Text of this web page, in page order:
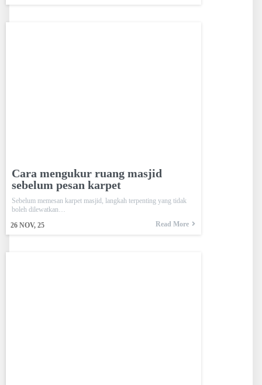
Cara mengukur ruang masjid
sebelum pesan karpet
26 NOV, 25
Sebelum memesan karpet masjid, langkah terpenting yang tidak
boleh dilewatkan…
Read More